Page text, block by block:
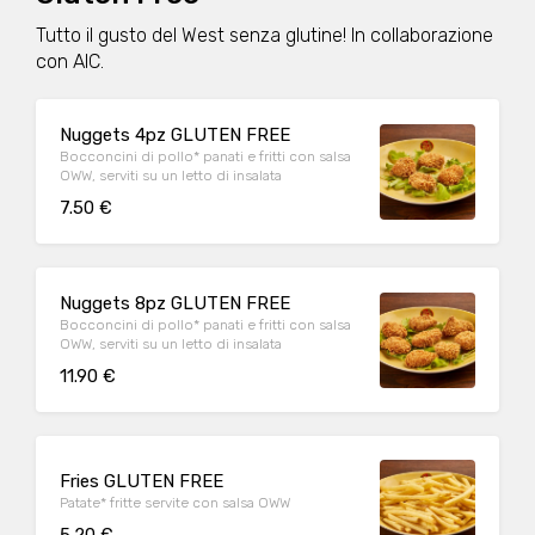
Tutto il gusto del West senza glutine! In collaborazione
con AIC.
Nuggets 4pz GLUTEN FREE
Bocconcini di pollo* panati e fritti con salsa
OWW, serviti su un letto di insalata
7.50 €
Nuggets 8pz GLUTEN FREE
Bocconcini di pollo* panati e fritti con salsa
OWW, serviti su un letto di insalata
11.90 €
Fries GLUTEN FREE
Patate* fritte servite con salsa OWW